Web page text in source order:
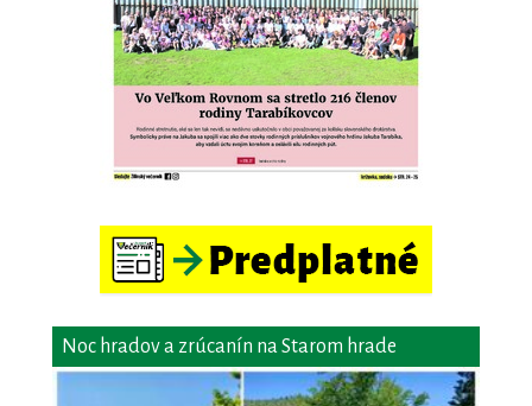
Noc hradov a zrúcanín na Starom hrade